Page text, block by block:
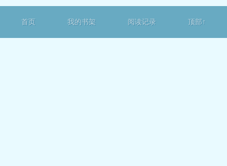
首页 我的书架 阅读记录 顶部↑